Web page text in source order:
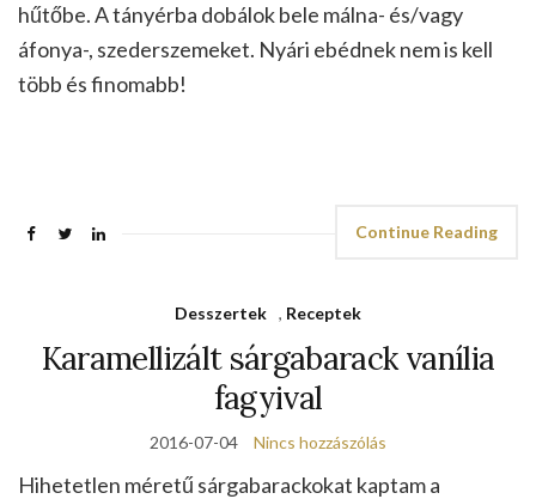
hűtőbe. A tányérba dobálok bele málna- és/vagy
áfonya-, szederszemeket. Nyári ebédnek nem is kell
több és finomabb!
Continue Reading
Desszertek , Receptek
Karamellizált sárgabarack vanília
fagyival
2016-07-04 Nincs hozzászólás
Hihetetlen méretű sárgabarackokat kaptam a